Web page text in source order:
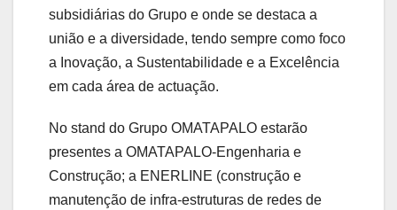
subsidiárias do Grupo e onde se destaca a
união e a diversidade, tendo sempre como foco
a Inovação, a Sustentabilidade e a Excelência
em cada área de actuação.
No stand do Grupo OMATAPALO estarão
presentes a OMATAPALO-Engenharia e
Construção; a ENERLINE (construção e
manutenção de infra-estruturas de redes de